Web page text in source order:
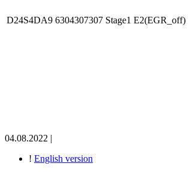
D24S4DA9 6304307307 Stage1
04.08.2022 |
! English version